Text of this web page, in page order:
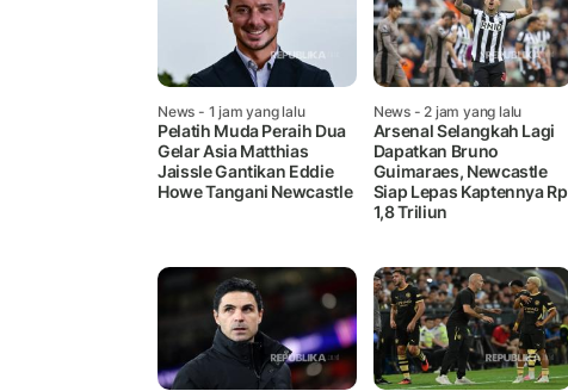
News - 1 jam yang lalu
Pelatih Muda Peraih Dua
Gelar Asia Matthias
Jaissle Gantikan Eddie
Howe Tangani Newcastle
News- 2 jam yang lalu
Arsenal Selangkah Lagi
Dapatkan Bruno
Guimaraes, Newcastle
Siap Lepas Kaptennya Rp
1,8 Triliun